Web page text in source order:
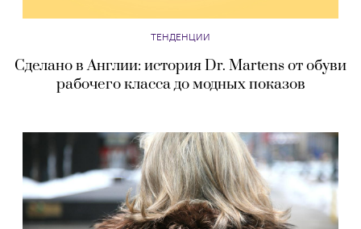
ТЕНДЕНЦИИ
Сделано в Англии: история Dr. Martens от обуви
рабочего класса до модных показов